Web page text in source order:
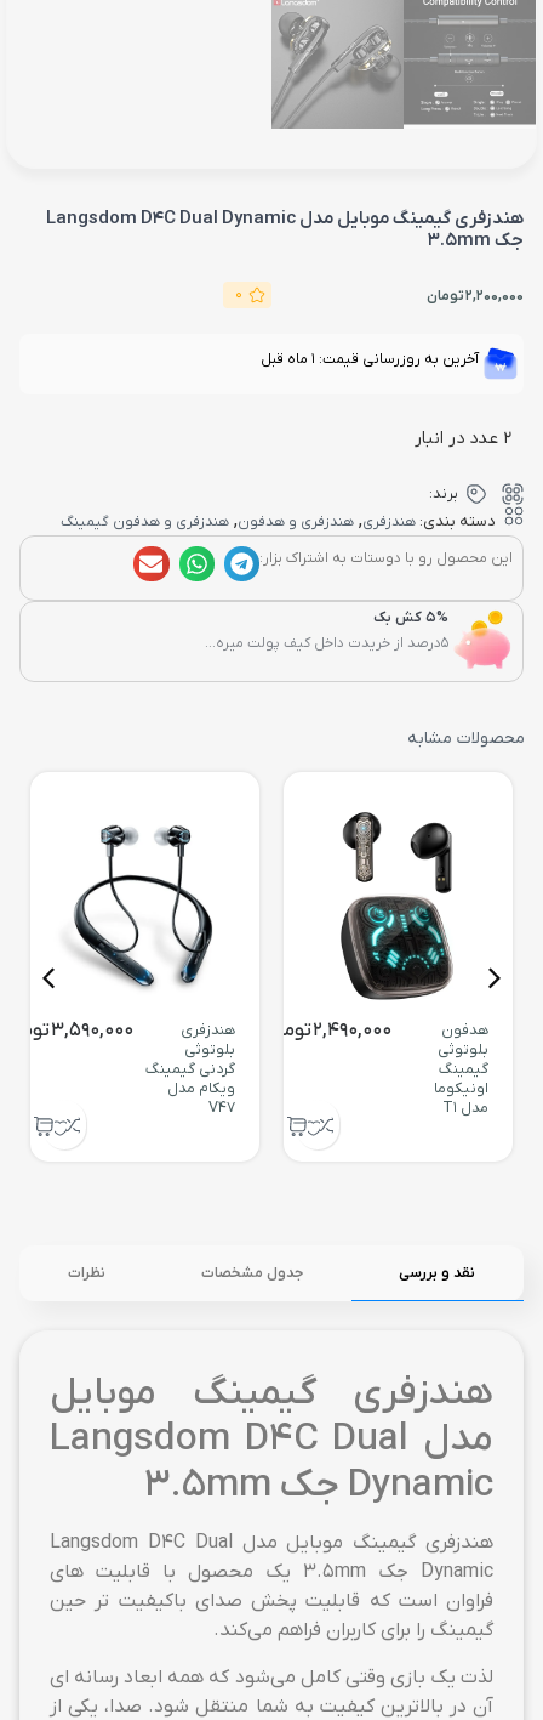
هندزفری گیمینگ موبایل مدل Langsdom D4C Dual Dynamic
جک 3.5mm
2,200,000تومان 0
آخرین به روزرسانی قیمت: 1 ماه قبل
2 عدد در انبار
برند:
دسته بندی: هندزفری, هندزفری و هدفون, هندزفری و هدفون گیمینگ
این محصول رو با دوستات به اشتراک بزار:
5% کش بک
5درصد از خریدت داخل کیف پولت میره...
محصولات مشابه
هدفون
بلوتوثی
گیمینگ
اونیکوما
مدل T1
2,490,000تومان
هندزفری
بلوتوثی
گردنی گیمینگ
ویکام مدل
V47
3,590,000تومان
نقد و بررسی جدول مشخصات نظرات
هندزفری گیمینگ موبایل
مدل Langsdom D4C Dual
Dynamic جک 3.5mm
هندزفری گیمینگ موبایل مدل Langsdom D4C Dual
Dynamic جک 3.5mm یک محصول با قابلیت های
فراوان است که قابلیت پخش صدای باکیفیت تر حین
گیمینگ را برای کاربران فراهم می‌کند.
لذت یک بازی وقتی کامل می‌شود که همه ابعاد رسانه ای
آن در بالاترین کیفیت به شما منتقل شود. صدا، یکی از